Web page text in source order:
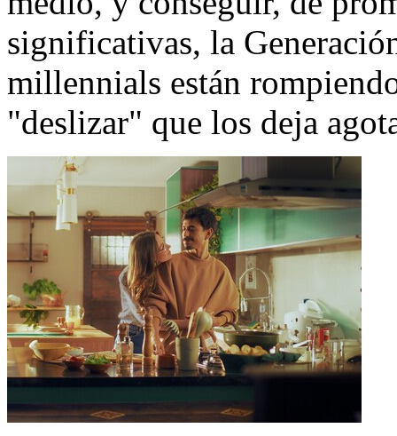
significativas, la
millennials están
"deslizar" que los deja